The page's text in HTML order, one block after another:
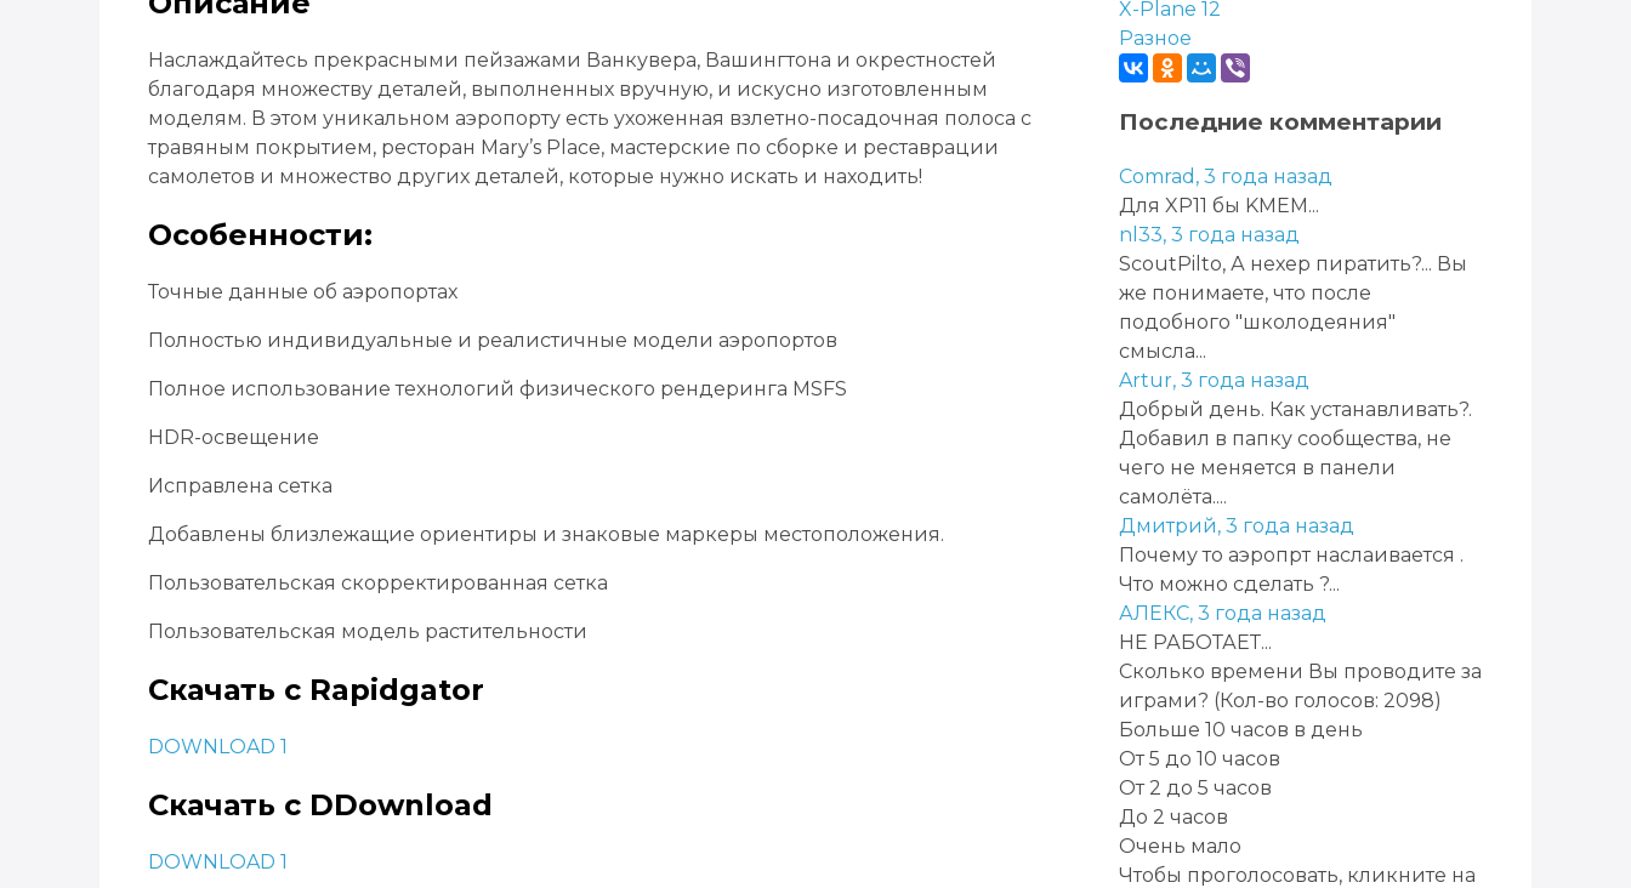
Наслаждайтесь прекрасными пейзажами Ванкувера, Вашингтона и окрестностей
благодаря множеству деталей, выполненных вручную, и искусно изготовленным
моделям. В этом уникальном аэропорту есть ухоженная взлетно-посадочная полоса с
травяным покрытием, ресторан Mary’s Place, мастерские по сборке и реставрации
самолетов и множество других деталей, которые нужно искать и находить!
Особенности:
Точные данные об аэропортах
Полностью индивидуальные и реалистичные модели аэропортов
Полное использование технологий физического рендеринга MSFS
HDR-освещение
Исправлена ​​сетка
Добавлены близлежащие ориентиры и знаковые маркеры местоположения.
Пользовательская скорректированная сетка
Пользовательская модель растительности
Скачать с Rapidgator
DOWNLOAD 1
Скачать с DDownload
DOWNLOAD 1
X-Plane 12
Разное
Последние комментарии
Comrad, 3 года назад
Для XP11 бы KMEM...
nl33, 3 года назад
ScoutPilto, А нехер пиратить?... Вы
же понимаете, что после
подобного "школодеяния"
смысла...
Artur, 3 года назад
Добрый день. Как устанавливать?.
Добавил в папку сообщества, не
чего не меняется в панели
самолёта....
Дмитрий, 3 года назад
Почему то аэропрт наслаивается .
Что можно сделать ?...
АЛЕКС, 3 года назад
НЕ РАБОТАЕТ...
Сколько времени Вы проводите за
играми? (Кол-во голосов: 2098)
Больше 10 часов в день
От 5 до 10 часов
От 2 до 5 часов
До 2 часов
Очень мало
Чтобы проголосовать, кликните на